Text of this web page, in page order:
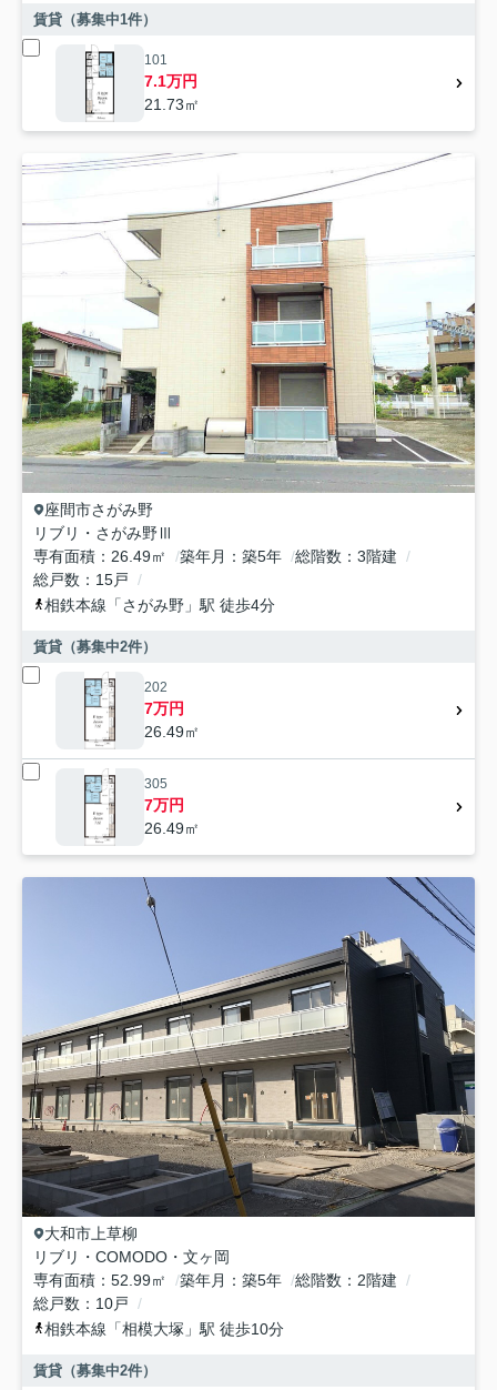
賃貸（募集中1件）
101
7.1万円
21.73㎡
座間市さがみ野
リブリ・さがみ野Ⅲ
専有面積
26.49㎡ 築年月 築5年 総階数
3階建
総戸数
15戸
相鉄本線 「さがみ野 」駅 徒歩4分
賃貸（募集中2件）
202
7万円
26.49㎡
305
7万円
26.49㎡
大和市 上草柳
リブリ・COMODO・文ヶ岡
専有面積
52.99㎡ 築年月 築5年 総階数
2階建
総戸数
10戸
相鉄本線 「相模大塚 」駅 徒歩10分
賃貸（募集中2件）